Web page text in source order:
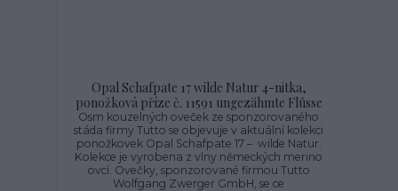
Opal Schafpate 17 wilde Natur 4-nitka,
ponožková příze č. 11591 ungezähmte Flüsse
Osm kouzelných oveček ze sponzorovaného
stáda firmy Tutto se objevuje v aktuální kolekci
ponožkovek Opal Schafpate 17 – wilde Natur.
Kolekce je vyrobena z vlny německých merino
ovcí. Ovečky, sponzorované firmou Tutto
Wolfgang Zwerger GmbH, se ce